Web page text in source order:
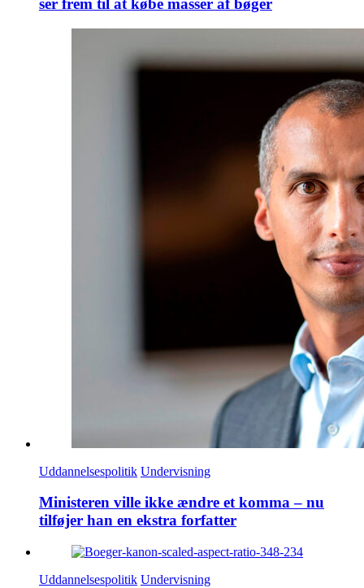
ser frem til at købe masser af bøger
Uddannelsespolitik Undervisning
Ministeren ville ikke ændre et komma – nu
tilføjer han en ekstra forfatter
Uddannelsespolitik Undervisning